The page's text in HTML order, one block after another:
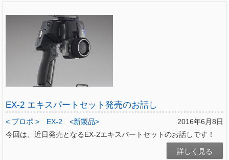
EX-2 エキスパートセット発売のお話し
2016年6月8日
< プロポ > EX-2
<新製品>
今回は、近日発売となるEX-2エキスパートセットのお話しです！
詳しく見る